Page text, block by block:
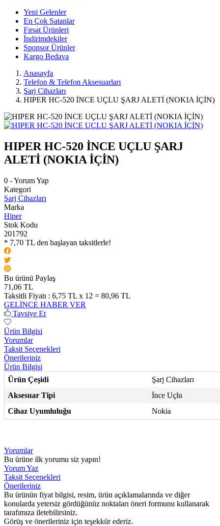
Yeni Gelenler
En Çok Satanlar
Fırsat Ürünleri
İndirimdekiler
Sponsor Ürünler
Kargo Bedava
Anasayfa
Telefon & Telefon Aksesuarları
Şarj Cihazları
HIPER HC-520 İNCE UÇLU ŞARJ ALETİ (NOKIA İÇİN)
HIPER HC-520 İNCE UÇLU ŞARJ
ALETİ (NOKIA İÇİN)
0 - Yorum Yap
Kategori
Şarj Cihazları
Marka
Hiper
Stok Kodu
201792
* 7,70 TL den başlayan taksitlerle!
Bu ürünü Paylaş
71,06 TL
Taksitli Fiyatı : 6,75 TL x 12 = 80,96 TL
GELİNCE HABER VER
Tavsiye Et
Ürün Bilgisi
Yorumlar
Taksit Seçenekleri
Önerileriniz
Ürün Bilgisi
Ürün Çeşidi
Şarj Cihazları
Aksesuar Tipi
İnce Uçlu
Cihaz Uyumluluğu
Nokia
Yorumlar
Bu ürüne ilk yorumu siz yapın!
Yorum Yaz
Taksit Seçenekleri
Önerileriniz
Bu ürünün fiyat bilgisi, resim, ürün açıklamalarında ve diğer
konularda yetersiz gördüğünüz noktaları öneri formunu kullanarak
tarafımıza iletebilirsiniz.
Görüş ve önerileriniz için teşekkür ederiz.